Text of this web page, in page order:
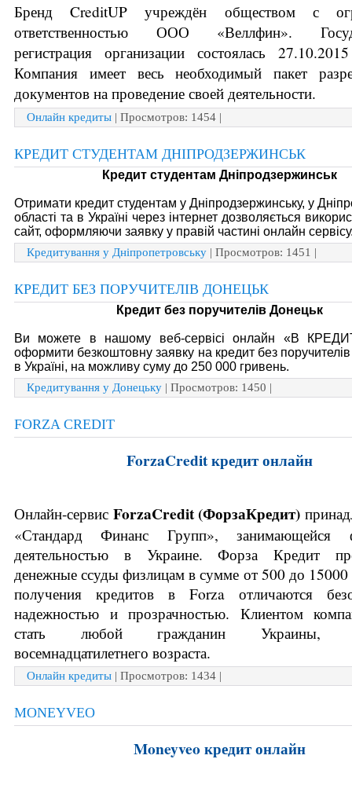
Бренд CreditUP учреждён обществом с
ответственностью ООО «Веллфин».
регистрация организации состоялась
Компания имеет весь необходимый пакет
документов на проведение своей деятельности.
Онлайн кредиты | Просмотров: 1454 |
КРЕДИТ СТУДЕНТАМ ДНІПРОДЗЕРЖИНСЬК
Кредит студентам Дніпродзержинськ
Отримати кредит студентам у Дніпродзержинську, у
області та в Україні через інтернет дозволяється
сайт, оформляючи заявку у правій частині онлайн
Кредитування у Дніпропетровську | Просмотров: 1451 |
КРЕДИТ БЕЗ ПОРУЧИТЕЛІВ ДОНЕЦЬК
Кредит без поручителів Донецьк
Ви можете в нашому веб-сервісі онлайн «В
оформити безкоштовну заявку на кредит без
в Україні, на можливу суму до 250 000 гривень.
Кредитування у Донецьку | Просмотров: 1450 |
FORZA CREDIT
ForzaCredit кредит онлайн
Онлайн-сервис ForzaCredit (ФорзаКредит)
«Стандард Финанс Групп», занимающейся
деятельностью в Украине. Форза Кредит
денежные ссуды физлицам в сумме от 500 до 15000
получения кредитов в Forza отличаются
надежностью и прозрачностью. Клиентом
стать любой гражданин Украины,
восемнадцатилетнего возраста.
Онлайн кредиты | Просмотров: 1434 |
MONEYVEO
Moneyveo кредит онлайн